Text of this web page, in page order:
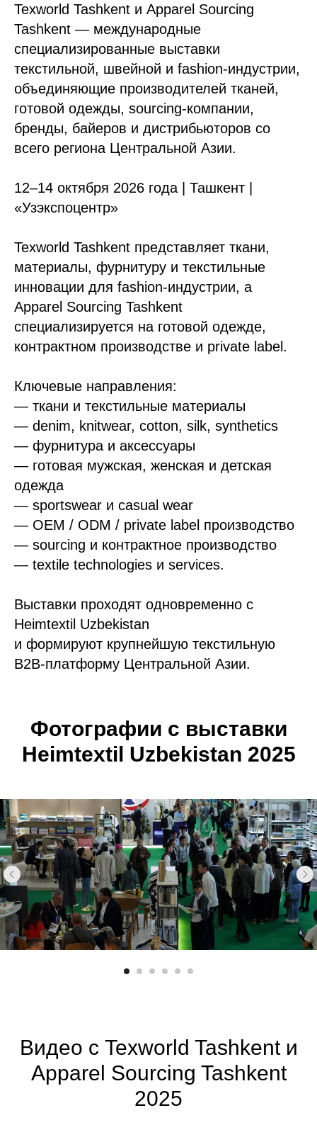
Texworld Tashkent и Apparel Sourcing
Tashkent — международные
специализированные выставки
текстильной, швейной и fashion-индустрии,
объединяющие производителей тканей,
готовой одежды, sourcing-компании,
бренды, байеров и дистрибьюторов со
всего региона Центральной Азии.
12–14 октября 2026 года | Ташкент |
«Узэкспоцентр»
Texworld Tashkent представляет ткани,
материалы, фурнитуру и текстильные
инновации для fashion-индустрии, а
Apparel Sourcing Tashkent
специализируется на готовой одежде,
контрактном производстве и private label.
Ключевые направления:
— ткани и текстильные материалы
— denim, knitwear, cotton, silk, synthetics
— фурнитура и аксессуары
— готовая мужская, женская и детская
одежда
— sportswear и casual wear
— OEM / ODM / private label производство
— sourcing и контрактное производство
— textile technologies и services.
Выставки проходят одновременно с
Heimtextil Uzbekistan
и формируют крупнейшую текстильную
B2B-платформу Центральной Азии.
Фотографии с выставки
Heimtextil Uzbekistan 2025
Видео с Texworld Tashkent и
Apparel Sourcing Tashkent
2025